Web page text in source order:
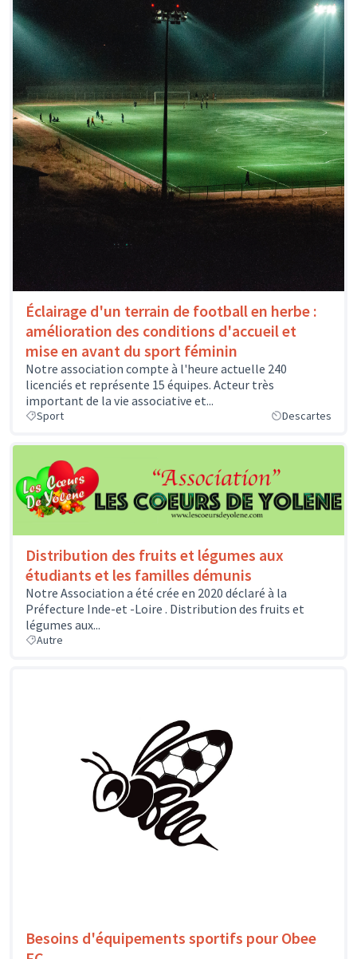
Éclairage d'un terrain de football en herbe :
amélioration des conditions d'accueil et
mise en avant du sport féminin
Notre association compte à l'heure actuelle 240
licenciés et représente 15 équipes. Acteur très
important de la vie associative et...
Sport Descartes
Distribution des fruits et légumes aux
étudiants et les familles démunis
Notre Association a été crée en 2020 déclaré à la
Préfecture Inde-et -Loire . Distribution des fruits et
légumes aux...
Autre
Besoins d'équipements sportifs pour Obee